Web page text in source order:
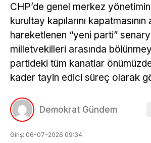
CHP’de genel merkez
kurultay kapılarını kapatmasının
hareketlenen “yeni parti”
milletvekilleri arasında
partideki tüm kanatlar
kader tayin edici süreç olarak
Demokrat Gündem
Giriş: 06-07-2026 09:34